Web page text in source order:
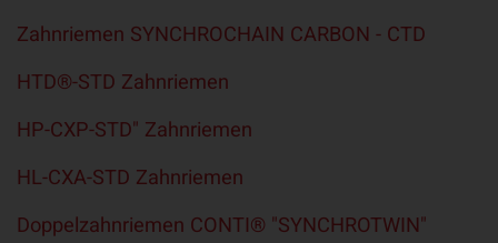
Zahnriemen SYNCHROCHAIN CARBON - CTD
HTD®-STD Zahnriemen
HP-CXP-STD" Zahnriemen
HL-CXA-STD Zahnriemen
Doppelzahnriemen CONTI® "SYNCHROTWIN"